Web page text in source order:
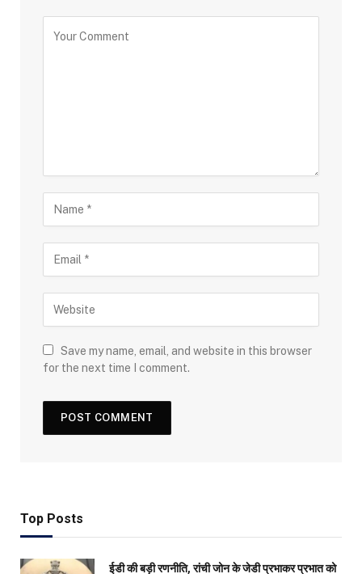
Save my name, email, and website in this browser
for the next time I comment.
Top Posts
ईडी की बड़ी रणनीति, रांची जोन के जेडी प्रभाकर प्रभात को